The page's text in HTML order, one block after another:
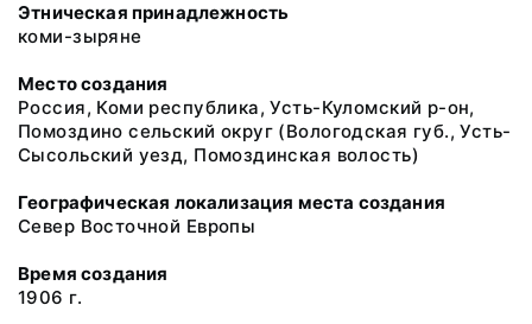
Этническая принадлежность
коми-зыряне
Место создания
Россия, Коми республика, Усть-Куломский р-он,
Помоздино сельский округ (Вологодская губ., Усть-
Сысольский уезд, Помоздинская волость)
Географическая локализация места создания
Север Восточной Европы
Время создания
1906 г.